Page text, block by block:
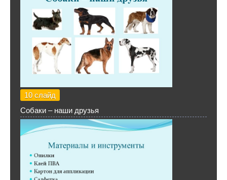
10 слайд
Собаки – наши друзья